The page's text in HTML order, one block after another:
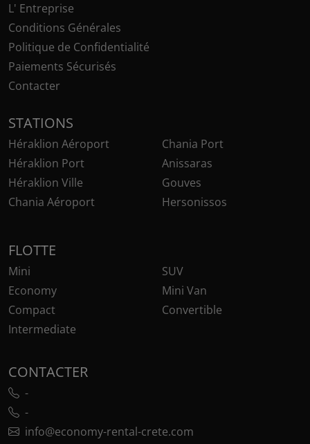
L' Entreprise
Conditions Générales
Politique de Confidentialité
Paiements Sécurisés
Contacter
STATIONS
Héraklion Aéroport
Héraklion Port
Héraklion Ville
Chania Aéroport
Chania Port
Anissaras
Gouves
Hersonissos
FLOTTE
Mini
Economy
Compact
Intermediate
SUV
Mini Van
Convertible
CONTACTER
-
-
info@economy-rental-crete.com